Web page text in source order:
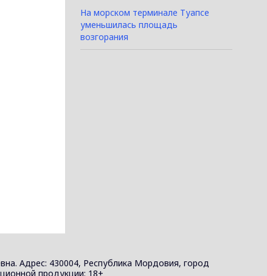
На морском терминале Туапсе
уменьшилась площадь
возгорания
Адрес: 430004, Республика Мордовия, город
продукции: 18+